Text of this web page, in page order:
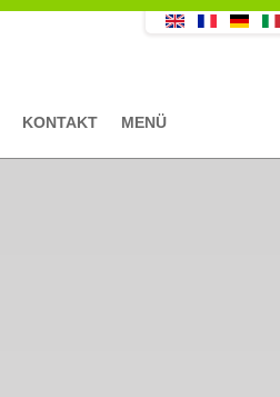
KONTAKT MENÜ